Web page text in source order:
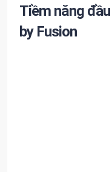
Tiềm năng
by Fusion